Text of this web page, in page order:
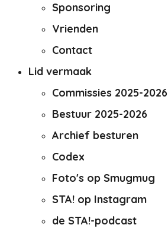
Sponsoring
Vrienden
Contact
Lid vermaak
Commissies 2025-2026
Bestuur 2025-2026
Archief besturen
Codex
Foto's op Smugmug
STA! op Instagram
de STA!-podcast